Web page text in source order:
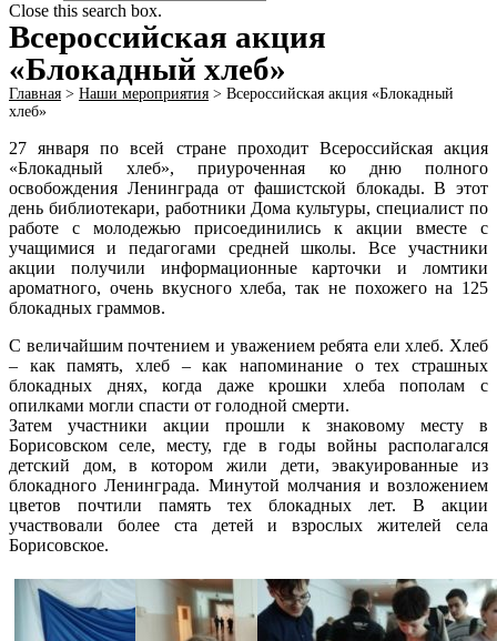
Close this search box.
Всероссийская акция
«Блокадный хлеб»
Главная > Наши мероприятия > Всероссийская акция «Блокадный
хлеб»
27 января по всей стране проходит Всероссийская акция
«Блокадный хлеб», приуроченная ко дню полного
освобождения Ленинграда от фашистской блокады. В этот
день библиотекари, работники Дома культуры, специалист по
работе с молодежью присоединились к акции вместе с
учащимися и педагогами средней школы. Все участники
акции получили информационные карточки и ломтики
ароматного, очень вкусного хлеба, так не похожего на 125
блокадных граммов.
С величайшим почтением и уважением ребята ели хлеб. Хлеб
– как память, хлеб – как напоминание о тех страшных
блокадных днях, когда даже крошки хлеба пополам с
опилками могли спасти от голодной смерти.
Затем участники акции прошли к знаковому месту в
Борисовском селе, месту, где в годы войны располагался
детский дом, в котором жили дети, эвакуированные из
блокадного Ленинграда. Минутой молчания и возложением
цветов почтили память тех блокадных лет. В акции
участвовали более ста детей и взрослых жителей села
Борисовское.